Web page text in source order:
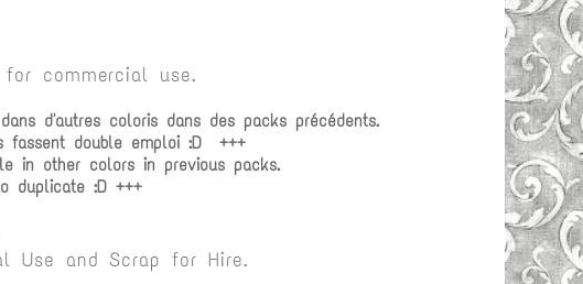
commercial use.
d'autres coloris dans des packs précédents.
fassent double emploi :D +++
in other colors in previous packs.
duplicate :D +++
Use and Scrap for Hire.